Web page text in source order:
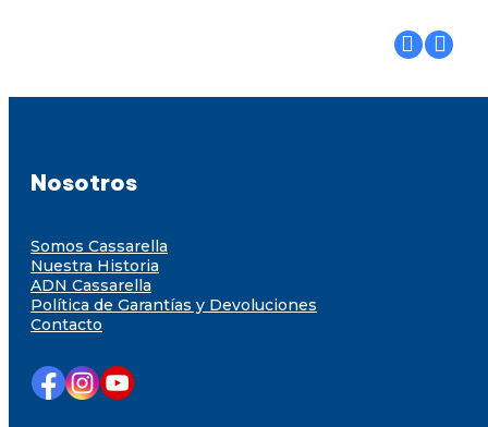
Nosotros
Somos Cassarella
Nuestra Historia
ADN Cassarella
Política de Garantías y Devoluciones
Contacto